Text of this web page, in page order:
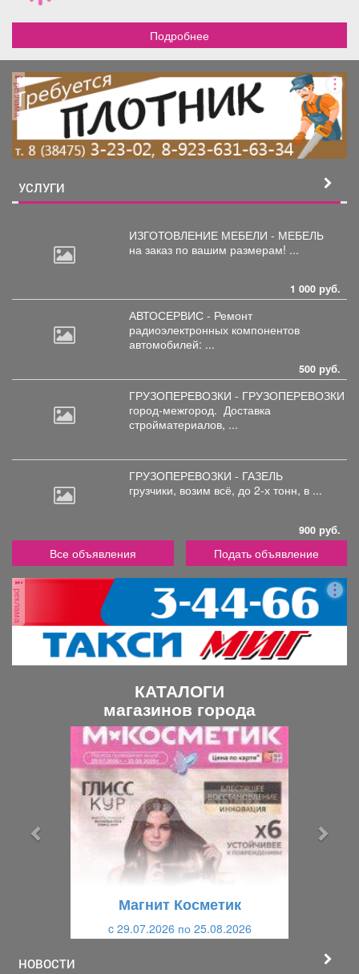
Подробнее
реклама
УСЛУГИ
ИЗГОТОВЛЕНИЕ МЕБЕЛИ - МЕБЕЛЬ
на заказ по вашим размерам! ...
1 000 руб.
АВТОСЕРВИС - Ремонт
радиоэлектронных компонентов
автомобилей: ...
500 руб.
ГРУЗОПЕРЕВОЗКИ - ГРУЗОПЕРЕВОЗКИ
город-межгород. Доставка
стройматериалов, ...
ГРУЗОПЕРЕВОЗКИ - ГАЗЕЛЬ
грузчики, возим всё, до 2-х тонн, в ...
900 руб.
Все объявления Подать объявление
реклама
КАТАЛОГИ
магазинов города
Магнит Косметик
c 29.07.2026 по 25.08.2026
НОВОСТИ